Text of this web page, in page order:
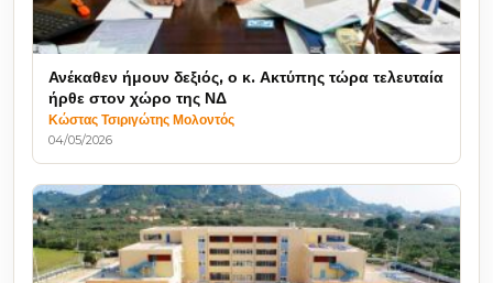
Ανέκαθεν ήμουν δεξιός, ο κ. Ακτύπης τώρα τελευταία
ήρθε στον χώρο της ΝΔ
Κώστας Τσιριγώτης Μολοντός
04/05/2026